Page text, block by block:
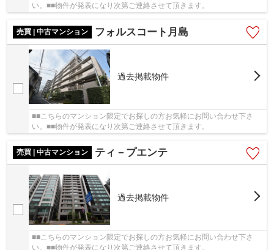
い。■■物件が発表になり次第ご連絡させて頂きます。
売買 | 中古マンション フォルスコート月島
過去掲載物件
■■こちらのマンション限定でお探しの方お気軽にお問い合わせ下さ
い。■■物件が発表になり次第ご連絡させて頂きます。
売買 | 中古マンション ティ－プエンテ
過去掲載物件
■■こちらのマンション限定でお探しの方お気軽にお問い合わせ下さ
い。■■物件が発表になり次第ご連絡させて頂きます。